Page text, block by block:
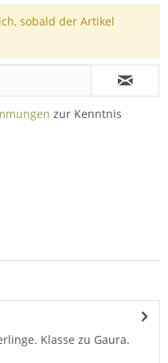
sobald der Artikel
zur Kenntnis
Klasse zu Gaura.